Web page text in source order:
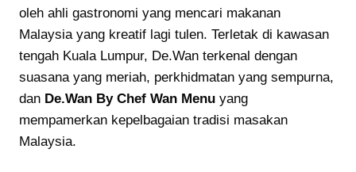
oleh ahli gastronomi yang mencari makanan
Malaysia yang kreatif lagi tulen. Terletak di kawasan
tengah Kuala Lumpur, De.Wan terkenal dengan
suasana yang meriah, perkhidmatan yang sempurna,
dan De.Wan By Chef Wan Menu yang
mempamerkan kepelbagaian tradisi masakan
Malaysia.